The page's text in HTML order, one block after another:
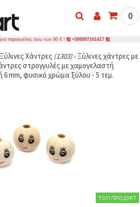
0
παραγγελίες άνω των 80 € ! +306907161417
Ξύλινες Χάντρες (1303)› Ξύλινες χάντρες με
στρογγυλές με χαμογελαστή
mm, φυσικό χρώμα ξύλου - 5 τεμ.
ТОП ПРОДУКТ